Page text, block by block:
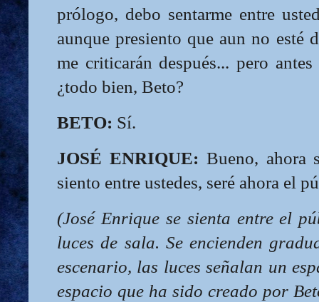
prólogo, debo sentarme entre
aunque presiento que aun no esté
me criticarán después... pero antes
¿todo bien, Beto?
BETO: Sí.
JOSÉ ENRIQUE: Bueno, ahora
siento entre ustedes, seré ahora el
(José Enrique se sienta entre el
luces de sala. Se encienden
escenario, las luces señalan un
espacio que ha sido creado por